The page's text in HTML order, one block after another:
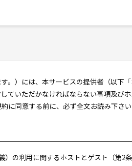
。）には、本サービスの提供者（以下
ていただかなければならない事項及び
に同意する前に、必ず全文お読み下さい
）の利用に関するホストとゲスト（第